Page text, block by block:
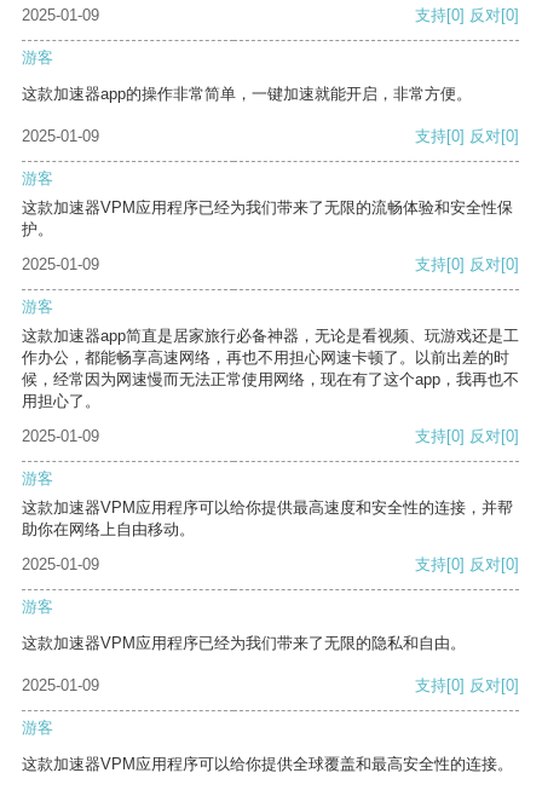
2025-01-09 支持[0] 反对[0]
游客
这款加速器app的操作非常简单，一键加速就能开启，非常方便。
2025-01-09 支持[0] 反对[0]
游客
这款加速器VPM应用程序已经为我们带来了无限的流畅体验和安全性保
护。
2025-01-09
支持[0] 反对[0]
游客
这款加速器app简直是居家旅行必备神器，无论是看视频、玩游戏还是工
作办公，都能畅享高速网络，再也不用担心网速卡顿了。以前出差的时
候，经常因为网速慢而无法正常使用网络，现在有了这个app，我再也不
用担心了。
2025-01-09
支持[0] 反对[0]
游客
这款加速器VPM应用程序可以给你提供最高速度和安全性的连接，并帮
助你在网络上自由移动。
2025-01-09
支持[0] 反对[0]
游客
这款加速器VPM应用程序已经为我们带来了无限的隐私和自由。
2025-01-09 支持[0] 反对[0]
游客
这款加速器VPM应用程序可以给你提供全球覆盖和最高安全性的连接。